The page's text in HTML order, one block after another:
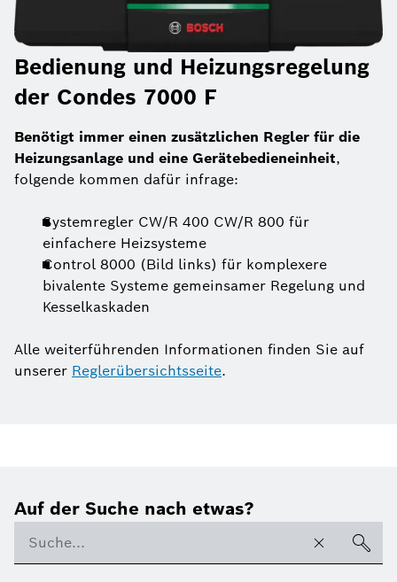
Bedienung und Heizungsregelung
der Condes 7000 F
Benötigt immer einen zusätzlichen Regler für die
Heizungsanlage und eine Gerätebedieneinheit,
folgende kommen dafür infrage:
Systemregler CW/R 400 CW/R 800 für
einfachere Heizsysteme
Control 8000 (Bild links) für komplexere
bivalente Systeme gemeinsamer Regelung und
Kesselkaskaden
Alle weiterführenden Informationen finden Sie auf
unserer Reglerübersichtsseite.
Auf der Suche nach etwas?